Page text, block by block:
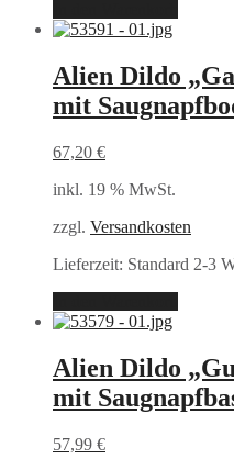
Alien Dildo
mit
67,20 €
inkl. 19 % MwSt.
zzgl. Versandkosten
Lieferzeit: Standard 2-3
Alien Dildo
mit
57,99 €